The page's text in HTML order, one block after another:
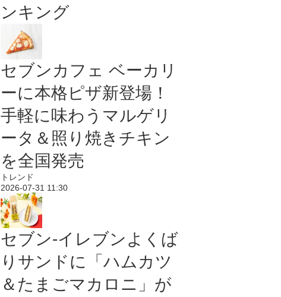
ンキング
セブンカフェ ベーカリ
ーに本格ピザ新登場！
手軽に味わうマルゲリ
ータ＆照り焼きチキン
を全国発売
トレンド
2026-07-31 11:30
セブン‐イレブンよくば
りサンドに「ハムカツ
＆たまごマカロニ」が